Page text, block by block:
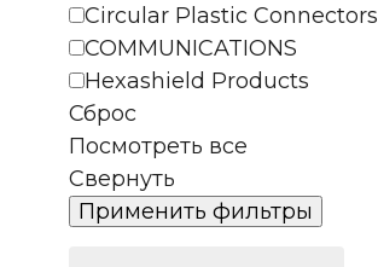
Circular Plastic Connectors
COMMUNICATIONS
Hexashield Products
Сброс
Посмотреть все
Свернуть